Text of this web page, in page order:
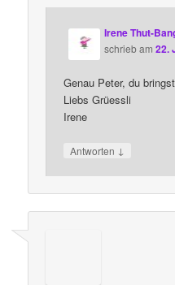
Irene Thut-
schriebam22.
Genau Peter, du
Liebs Grüessli
Irene
Antworten ↓